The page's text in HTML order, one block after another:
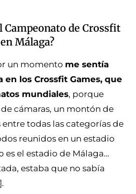
Campeonato de Crossfit
Málaga?
un momento me sentía
en los Crossfit Games, que
mundiales, porque
cámaras, un montón de
todas las categorías de
reunidos en un estadio
es el estadio de Málaga…
estaba que no sabía